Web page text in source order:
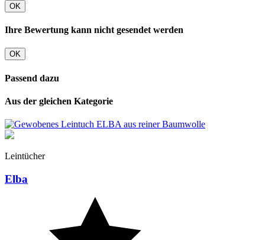
OK
Ihre Bewertung kann nicht gesendet werden
OK
Passend dazu
Aus der gleichen Kategorie
Leintücher
Elba